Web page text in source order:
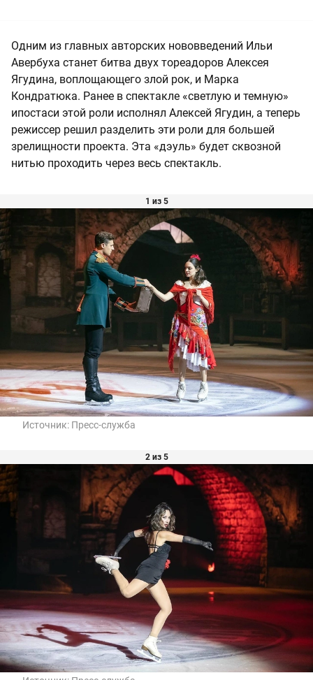
Одним из главных авторских нововведений Ильи
Авербуха станет битва двух тореадоров Алексея
Ягудина, воплощающего злой рок, и Марка
Кондратюка. Ранее в спектакле «светлую и темную»
ипостаси этой роли исполнял Алексей Ягудин, а теперь
режиссер решил разделить эти роли для большей
зрелищности проекта. Эта «дэуль» будет сквозной
нитью проходить через весь спектакль.
1 из 5
Источник: Пресс-служба
2 из 5